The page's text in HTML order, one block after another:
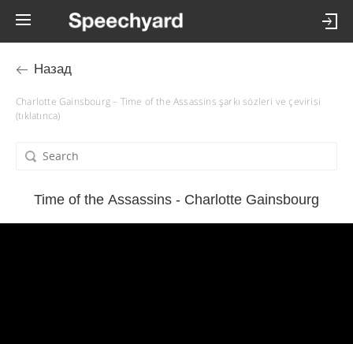
Назад
Charlotte Gainsbourg – Time of the Assassins şarkı sözleri ve çevirisi
(tıklatınca)
Time of the Assassins - Charlotte Gainsbourg